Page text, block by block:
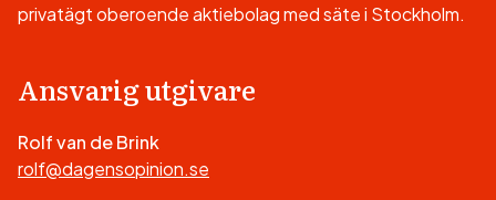
privatägt oberoende aktiebolag med säte i Stockholm.
Ansvarig utgivare
Rolf van de Brink
rolf@dagensopinion.se